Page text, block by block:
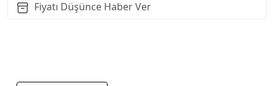
Fiyatı Düşünce Haber Ver